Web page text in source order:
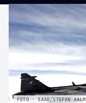
FOTO · SAAB/STEFAN KALM